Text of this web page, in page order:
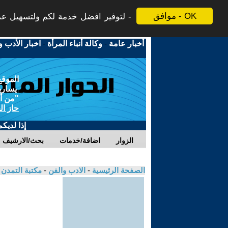
موافق - OK لتوفير افضل خدمة لكم ولتسهيل
أخبار عامة -وكالة أنباء المرأة - اخبار الأدب
"من
حاز
إذا
بحث/الارشيف اضافة/خدمات الزوار
الصفحة الرئيسية - الادب والفن - مكتبة